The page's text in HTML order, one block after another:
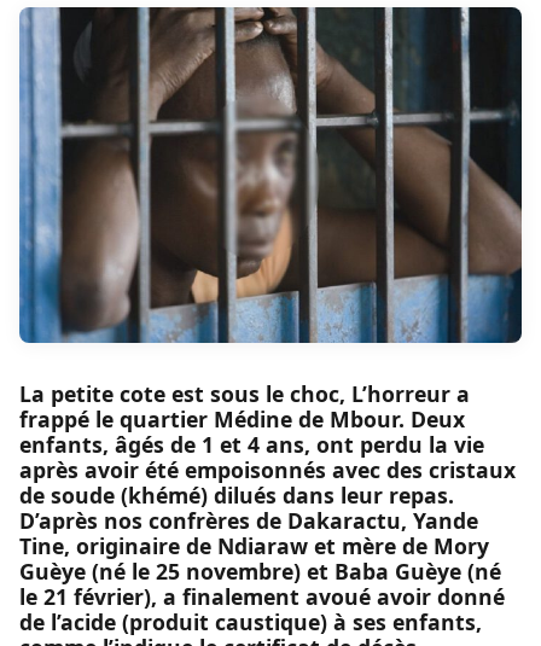
La petite cote est sous le choc, L’horreur a
frappé le quartier Médine de Mbour. Deux
enfants, âgés de 1 et 4 ans, ont perdu la vie
après avoir été empoisonnés avec des cristaux
de soude (khémé) dilués dans leur repas.
D’après nos confrères de Dakaractu, Yande
Tine, originaire de Ndiaraw et mère de Mory
Guèye (né le 25 novembre) et Baba Guèye (né
le 21 février), a finalement avoué avoir donné
de l’acide (produit caustique) à ses enfants,